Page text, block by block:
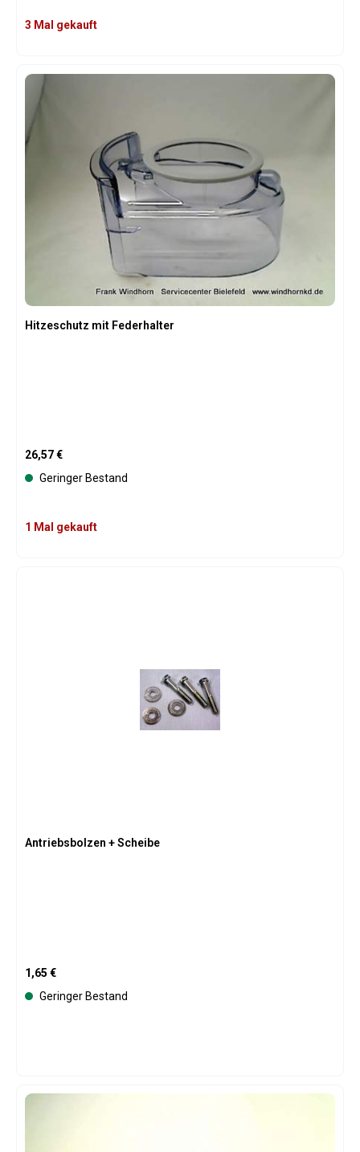
3 Mal gekauft
Hitzeschutz mit Federhalter
Regulärer Preis:
26,57 €
Geringer Bestand
1 Mal gekauft
Antriebsbolzen + Scheibe
Regulärer Preis:
1,65 €
Geringer Bestand